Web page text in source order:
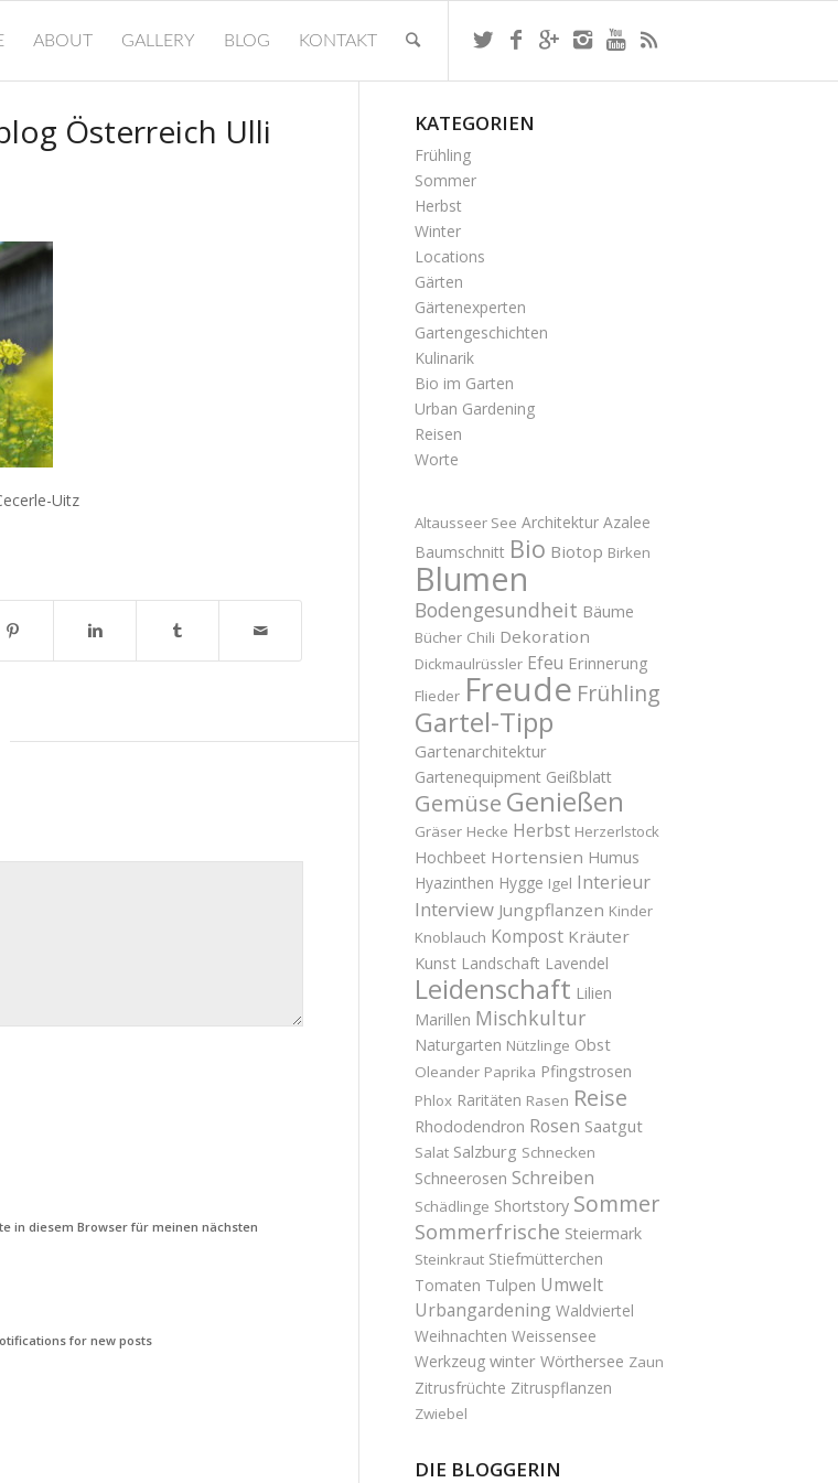
ABOUT GALLERY BLOG KONTAKT
Österreich Ulli
Uitz
in diesem Browser für meinen nächsten
for new posts
KATEGORIEN
Frühling
Sommer
Herbst
Winter
Locations
Gärten
Gärtenexperten
Gartengeschichten
Kulinarik
Bio im Garten
Urban Gardening
Reisen
Worte
Altausseer See Architektur Azalee
Baumschnitt Bio Biotop Birken
Blumen
Bodengesundheit Bäume
Bücher Chili Dekoration
Dickmaulrüssler Efeu Erinnerung
Flieder Freude Frühling
Gartel-Tipp
Gartenarchitektur
Gartenequipment Geißblatt
Gemüse Genießen
Gräser Hecke Herbst Herzerlstock
Hochbeet Hortensien Humus
Hyazinthen Hygge Igel Interieur
Interview Jungpflanzen Kinder
Knoblauch Kompost Kräuter
Kunst Landschaft Lavendel
Leidenschaft Lilien
Marillen Mischkultur
Naturgarten Nützlinge Obst
Oleander Paprika Pfingstrosen
Phlox Raritäten Rasen Reise
Rhododendron Rosen Saatgut
Salat Salzburg Schnecken
Schneerosen Schreiben
Schädlinge Shortstory Sommer
Sommerfrische Steiermark
Steinkraut Stiefmütterchen
Tomaten Tulpen Umwelt
Urbangardening Waldviertel
Weihnachten Weissensee
Werkzeug winter Wörthersee Zaun
Zitrusfrüchte Zitruspflanzen
Zwiebel
DIE BLOGGERIN